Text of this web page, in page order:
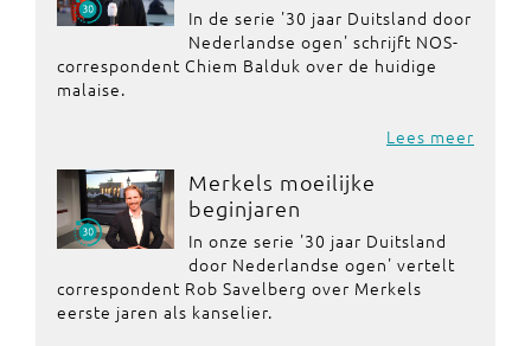
In de serie '30 jaar Duitsland door
Nederlandse ogen' schrijft NOS-
correspondent Chiem Balduk over de huidige
malaise.
Lees meer
Merkels moeilijke
beginjaren
In onze serie '30 jaar Duitsland
door Nederlandse ogen' vertelt
correspondent Rob Savelberg over Merkels
eerste jaren als kanselier.